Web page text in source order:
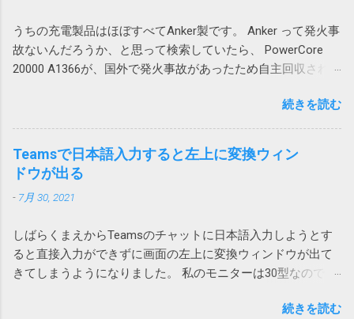
やっかいです。 一つのシートにテーブルを複
数追加する場合は、このような問題が起こら
ないようにレイアウトを考える必要がありま
は、列が少ないテーブルを下に配置すること
ため問題ありません。 そういうレイアウトに
がありそうです。 調査しながら、そういえ
ば、以前から同様の問題が発生していたこと
を思い出しました。その時は、ファイルを添
付してOutlook のWeb版で開くと問題ないので
とりあえずいいかとなった気がします。 ロー
生しないことを祈ります。 原因はAdobe
つのアドインをオフにしたところ、改善しま
した。 Adobe Acrobat のアドインはろくなこ
とをしません。 解除の仕方は次のページをご
Outlookがプロパティの変更を通知 アドインで
ります。 ファイル名が確定しなければアクシ
ョンで指定してみようがないので困ります。
今回はそういうファイルの処理方法について
ると拡大できます。 ダウンロードアクション
を使用する Power Automate Desktopにはその
ものズバリの「Webからダウンロードします」
行するとエラーが発生し「Chrome を使用した
ファイルのダウンロードはサポートされてい
ません。オートメーション ブラウザーの使用
を検討してください」と言われてしまいま
す。 そうなんだ、では、とEdgeやIE（Internet
うちの充電製品はほぼすべてAnker製です。 Anker って発火事
故ないんだろうか、と思って検索していたら、 PowerCore
20000 A1366が、国外で発火事故があったため自主回収されて
関するお詫びと回収のお知らせ | アンカー・ジャパン
(ankerjapan.com) そして、うちで使っていたのも PowerCore
20000 でした！？ キャンプ用にAnker PowerCore Essential
20000を購入 これ。姪にあげようと思ったら膨らんでいたの
で Anker Store 東京ミッドタウン八重洲に回収してもらいまし
た。 現在Amazonで販売されている PowerCore 20000 は
https://amzn.asia/d/hkiQ5Y2 果たして、うちで使っていたアレ
が回収対象だったのかどうか… Amazonから購入しているの
で、回収対象だったらメールが来ていたと思いたいです。
続きを読む
Teamsで日本語入力すると左上に変換ウィン
ドウが出る
- 7月 30, 2021
しばらくまえからTeamsのチャットに日本語入力しようとす
ると直接入力ができずに画面の左上に変換ウィンドウが出て
きてしまうようになりました。 私のモニターは30型なので
い。 使っているうちに直るときもあるけれどしばしば発生し
続きを読む